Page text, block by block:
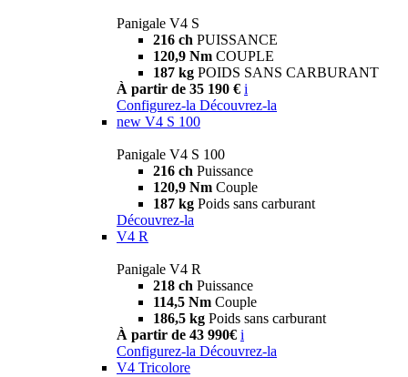
Panigale V4 S
216 ch PUISSANCE
120,9 Nm COUPLE
187 kg POIDS SANS CARBURANT
À partir de 35 190 € i
Configurez-la Découvrez-la
new V4 S 100
Panigale V4 S 100
216 ch Puissance
120,9 Nm Couple
187 kg Poids sans carburant
Découvrez-la
V4 R
Panigale V4 R
218 ch Puissance
114,5 Nm Couple
186,5 kg Poids sans carburant
À partir de 43 990€ i
Configurez-la Découvrez-la
V4 Tricolore